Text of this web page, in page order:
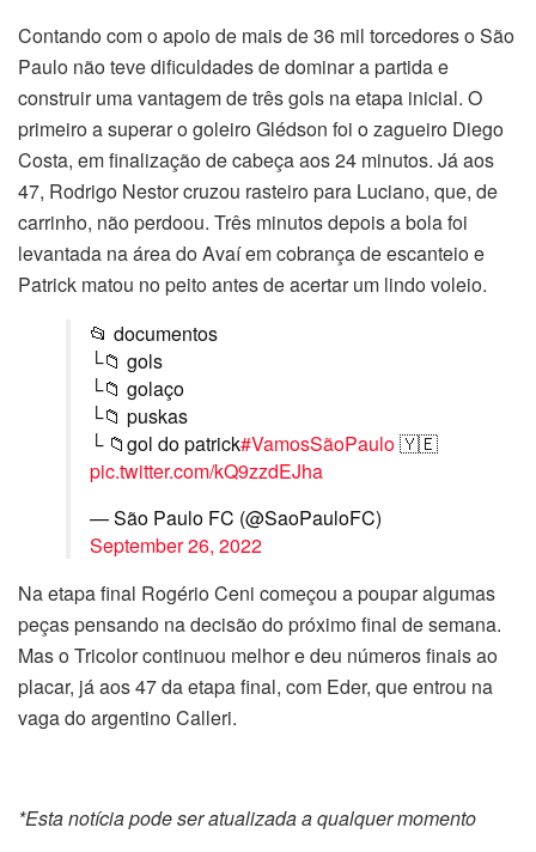
Contando com o apoio de mais de 36 mil torcedores o São
Paulo não teve dificuldades de dominar a partida e
construir uma vantagem de três gols na etapa inicial. O
primeiro a superar o goleiro Glédson foi o zagueiro Diego
Costa, em finalização de cabeça aos 24 minutos. Já aos
47, Rodrigo Nestor cruzou rasteiro para Luciano, que, de
carrinho, não perdoou. Três minutos depois a bola foi
levantada na área do Avaí em cobrança de escanteio e
Patrick matou no peito antes de acertar um lindo voleio.
📂 documentos
└📁 gols
└📁 golaço
└📁 puskas
└ 📁gol do patrick#VamosSãoPaulo🇾🇪
pic.twitter.com/kQ9zzdEJha
— São Paulo FC (@SaoPauloFC)
September 26, 2022
Na etapa final Rogério Ceni começou a poupar algumas
peças pensando na decisão do próximo final de semana.
Mas o Tricolor continuou melhor e deu números finais ao
placar, já aos 47 da etapa final, com Eder, que entrou na
vaga do argentino Calleri.
*Esta notícia pode ser atualizada a qualquer momento